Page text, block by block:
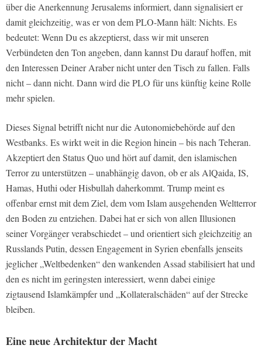
über die Anerkennung Jerusalems informiert, dann signalisiert er
damit gleichzeitig, was er von dem PLO-Mann hält: Nichts. Es
bedeutet: Wenn Du es akzeptierst, dass wir mit unseren
Verbündeten den Ton angeben, dann kannst Du darauf hoffen, mit
den Interessen Deiner Araber nicht unter den Tisch zu fallen. Falls
nicht – dann nicht. Dann wird die PLO für uns künftig keine Rolle
mehr spielen.
Dieses Signal betrifft nicht nur die Autonomiebehörde auf den
Westbanks. Es wirkt weit in die Region hinein – bis nach Teheran.
Akzeptiert den Status Quo und hört auf damit, den islamischen
Terror zu unterstützen – unabhängig davon, ob er als AlQaida, IS,
Hamas, Huthi oder Hisbullah daherkommt. Trump meint es
offenbar ernst mit dem Ziel, dem vom Islam ausgehenden Weltterror
den Boden zu entziehen. Dabei hat er sich von allen Illusionen
seiner Vorgänger verabschiedet – und orientiert sich gleichzeitig an
Russlands Putin, dessen Engagement in Syrien ebenfalls jenseits
jeglicher „Weltbedenken“ den wankenden Assad stabilisiert hat und
den es nicht im geringsten interessiert, wenn dabei einige
zigtausend Islamkämpfer und „Kollateralschäden“ auf der Strecke
bleiben.
Eine neue Architektur der Macht